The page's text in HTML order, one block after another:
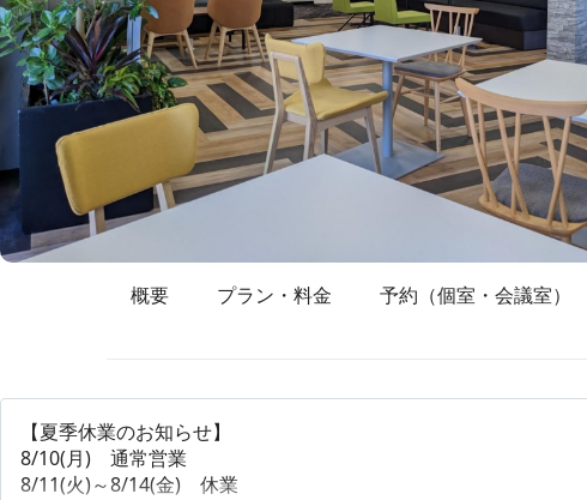
概要 プラン・料金 予約（個室・会議室）
【夏季休業のお知らせ】
8/10(月) 通常営業
8/11(火)～8/14(金) 休業